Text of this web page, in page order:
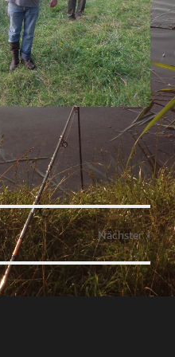
Nächster»